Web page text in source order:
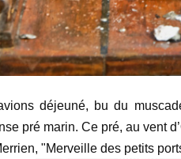
déjeuné, bu du
pré marin. Ce pré, au vent
"Merveille des petits